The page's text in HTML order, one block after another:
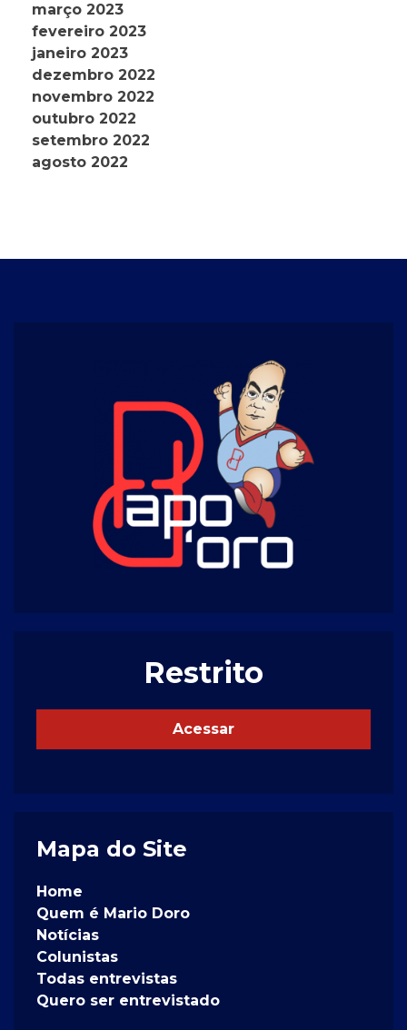
março 2023
fevereiro 2023
janeiro 2023
dezembro 2022
novembro 2022
outubro 2022
setembro 2022
agosto 2022
Restrito
Acessar
Mapa do Site
Home
Quem é Mario Doro
Notícias
Colunistas
Todas entrevistas
Quero ser entrevistado